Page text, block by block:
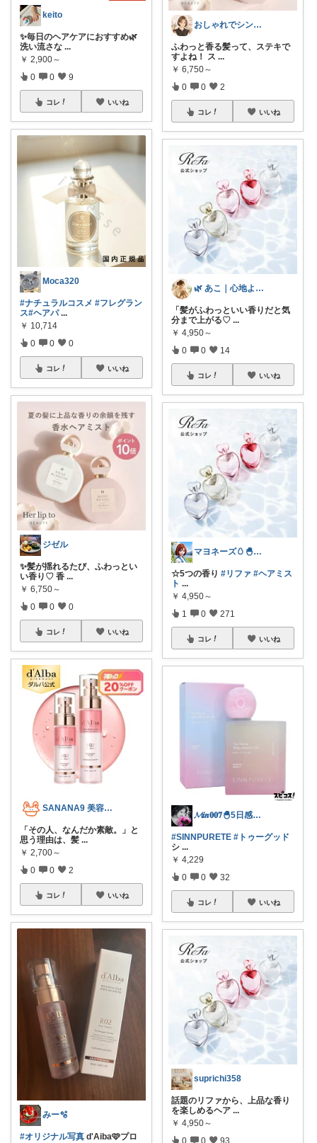
keito
✨毎日のヘアケアにおすすめ🌿
洗い流さな ...
￥ 2,900～
0 0 9
コレ いいね
Moca320
#ナチュラルコスメ #フレグラン
ス#ヘアパ ...
￥ 10,714
0 0 0
コレ いいね
ジゼル
✨髪が揺れるたび、ふわっとい
い香り♡ 香 ...
￥ 6,750～
0 0 0
コレ いいね
SANANA9 美容＆ファッション
「その人、なんだか素敵。」と
思う理由は、髪 ...
￥ 2,700～
0 0 2
コレ いいね
みー🫧
#オリジナル写真 d'Aiba🩷プロ
おしゃれでシンプルな暮らしが好きな人
ふわっと香る髪って、ステキで
すよね！ ス ...
￥ 6,750～
0 0 2
コレ いいね
🌿 あこ｜心地よい暮らしの便利アイテム
「髪がふわっといい香りだと気
分まで上がる♡ ...
￥ 4,950～
0 0 14
コレ いいね
マヨネーズ🥚‪🐣✨️お礼はプロフで♪
☆5つの香り #リファ #ヘアミス
ト ...
￥ 4,950～
1 0 271
コレ いいね
𝓜𝒊𝒏𝟎𝟎𝟕🐣5日感謝💝
#SINNPURETE #トゥーグッド
シ ...
￥ 4,229
0 0 32
コレ いいね
suprichi358
話題のリファから、上品な香り
を楽しめるヘア ...
￥ 4,950～
0 0 93